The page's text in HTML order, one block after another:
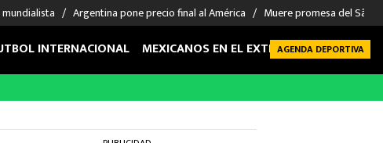
Argentina pone precio final al América Muere promesa del São
INTERNACIONAL MEXICANOS EN EL EXTRANJERO FUTBOL
AGENDA DEPORTIVA